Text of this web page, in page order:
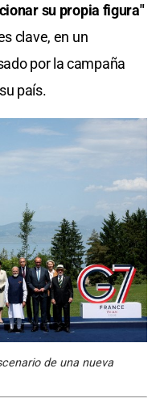
su propia figura"
clave, en un
por la campaña
país.
de una nueva